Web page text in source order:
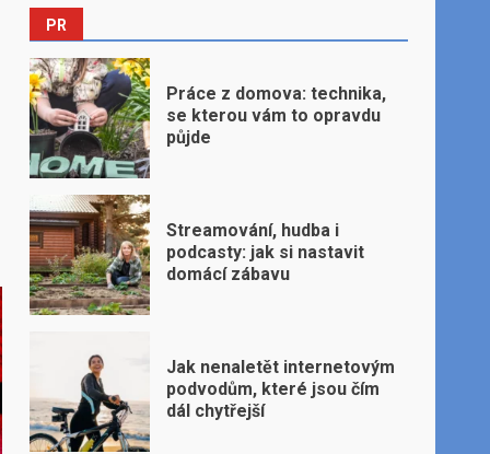
PR
Práce z domova: technika,
se kterou vám to opravdu
půjde
Streamování, hudba i
podcasty: jak si nastavit
domácí zábavu
Jak nenaletět internetovým
podvodům, které jsou čím
dál chytřejší